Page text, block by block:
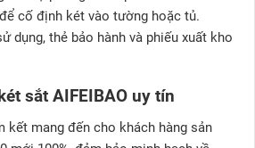
cố định két vào tường hoặc tủ.
dụng, thẻ bảo hành và phiếu xuất kho
sắt AIFEIBAO uy tín
kết mang đến cho khách hàng sản